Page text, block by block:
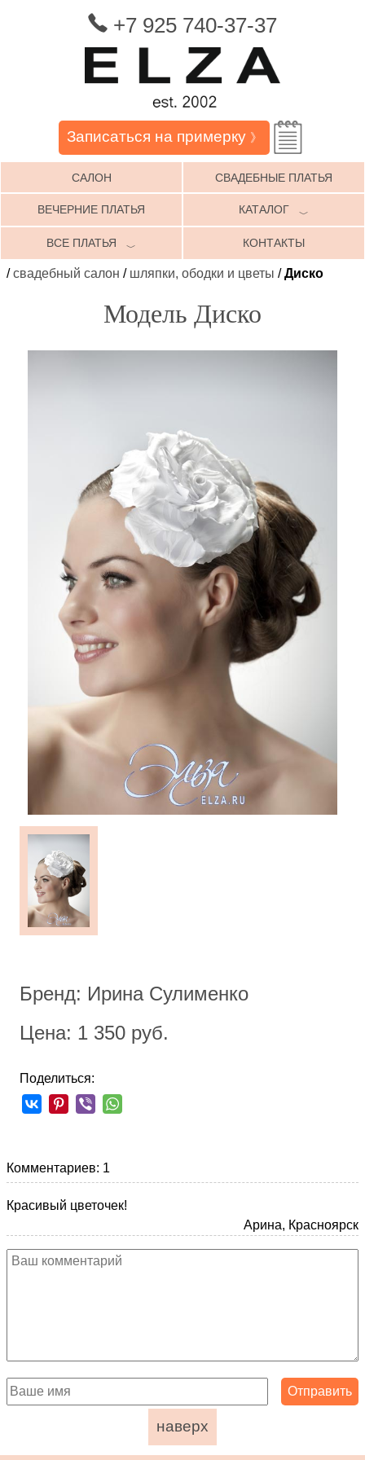
+7 925 740-37-37
Записаться на примерку 》
САЛОН СВАДЕБНЫЕ ПЛАТЬЯ
ВЕЧЕРНИЕ ПЛАТЬЯ КАТАЛОГ ﹀
ВСЕ ПЛАТЬЯ ﹀ КОНТАКТЫ
/свадебный салон / шляпки, ободки и цветы /Диско
Модель Диско
Бренд: Ирина Сулименко
Цена: 1 350 руб.
Поделиться:
Комментариев: 1
Красивый цветочек!
Арина, Красноярск
наверх